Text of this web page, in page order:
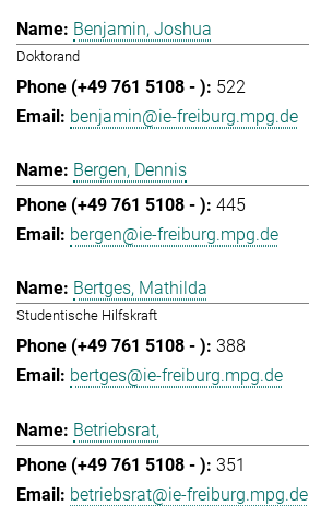
Benjamin, Joshua
Doktorand
522
benjamin@ie-freiburg.mpg.de
Bergen, Dennis
445
bergen@ie-freiburg.mpg.de
Bertges, Mathilda
Studentische Hilfskraft
388
bertges@ie-freiburg.mpg.de
Betriebsrat,
351
betriebsrat@ie-freiburg.mpg.de